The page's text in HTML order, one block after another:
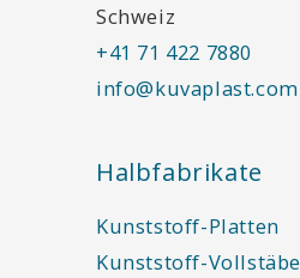
Schweiz
+41 71 422 7880
info@kuvaplast.com
Halbfabrikate
Kunststoff-Platten
Kunststoff-Vollstäbe